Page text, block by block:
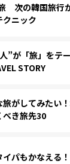
次の韓国旅行
クニック
”が「旅」をテ
STORY
旅がしてみたい
べき旅先30
イパもかなえる